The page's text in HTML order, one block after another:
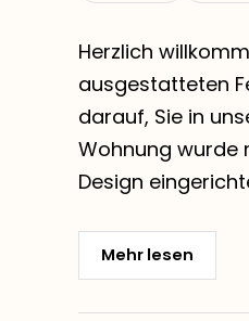
Herzlich
ausgestatteten
darauf, Sie in
Wohnung wurde
Design
Mehr lesen